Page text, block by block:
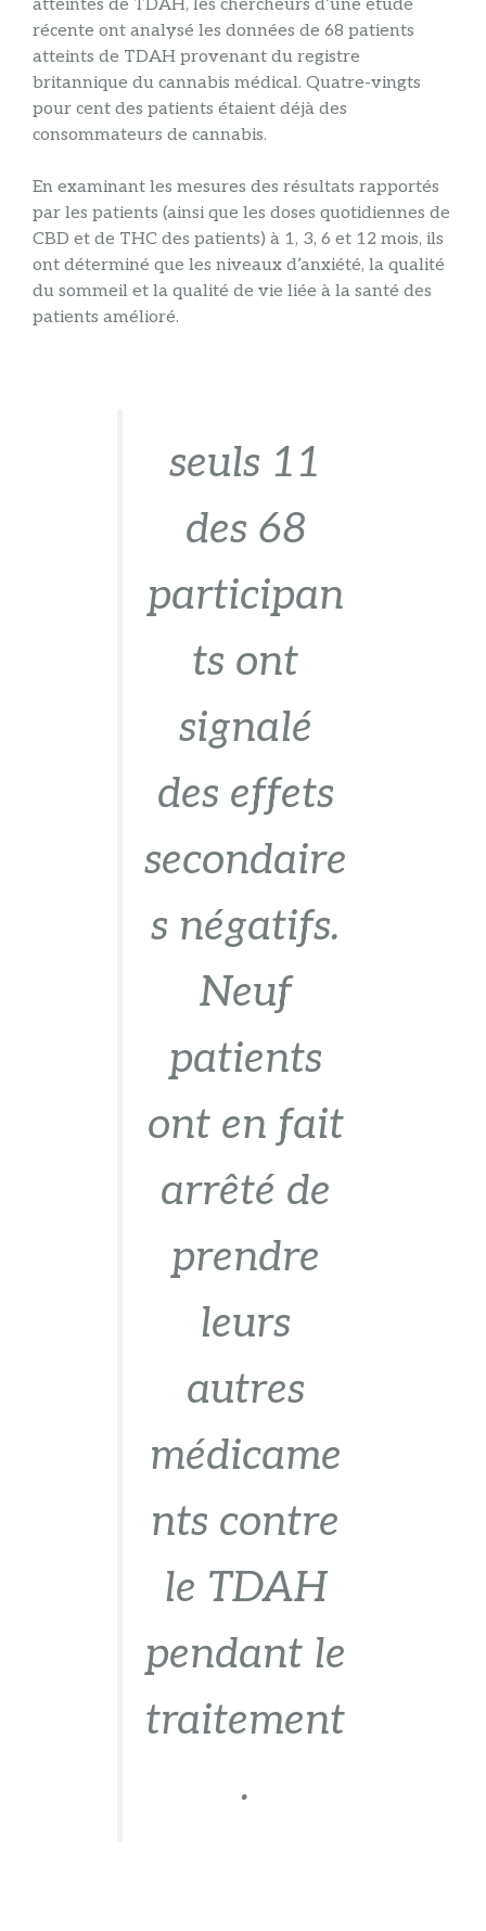
atteintes de TDAH, les chercheurs d’une étude
récente ont analysé les données de 68 patients
atteints de TDAH provenant du registre
britannique du cannabis médical. Quatre-vingts
pour cent des patients étaient déjà des
consommateurs de cannabis.
En examinant les mesures des résultats rapportés
par les patients (ainsi que les doses quotidiennes de
CBD et de THC des patients) à 1, 3, 6 et 12 mois, ils
ont déterminé que les niveaux d’anxiété, la qualité
du sommeil et la qualité de vie liée à la santé des
patients amélioré.
seuls 11
des 68
participan
ts ont
signalé
des effets
secondaire
s négatifs.
Neuf
patients
ont en fait
arrêté de
prendre
leurs
autres
médicame
nts contre
le TDAH
pendant le
traitement
.